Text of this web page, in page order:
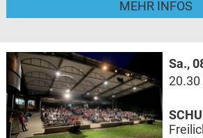
MEHR INFOS
Sa.,
20.30